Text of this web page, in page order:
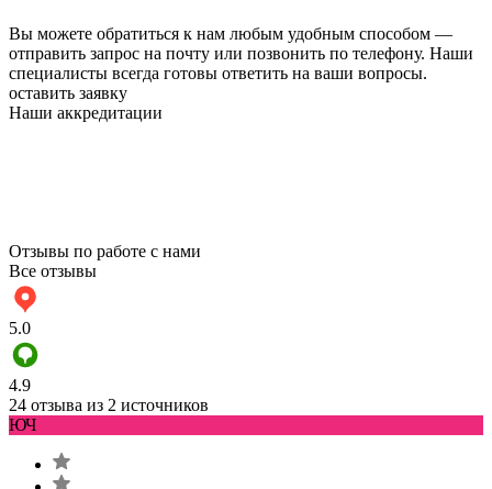
Вы можете обратиться к нам любым удобным способом —
отправить запрос на почту или позвонить по телефону. Наши
специалисты всегда готовы ответить на ваши вопросы.
оставить заявку
Наши аккредитации
Отзывы по работе с нами
Все отзывы
5.0
4.9
24 отзыва из 2 источников
ЮЧ